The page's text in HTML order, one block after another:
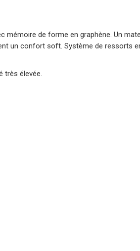
mémoire de forme en graphène. Un
un confort soft. Système de ressorts
très élevée.